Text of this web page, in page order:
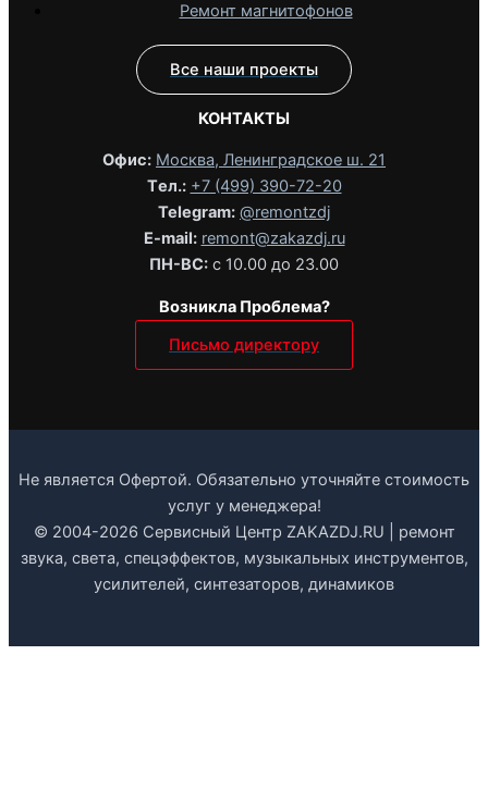
Ремонт магнитофонов
Все наши проекты
КОНТАКТЫ
Офис: Москва, Ленинградское ш. 21
Tел.: +7 (499) 390-72-20
Telegram: @remontzdj‬
E-mail: remont@zakazdj.ru
ПН-ВС: с 10.00 до 23.00
Возникла Проблема?
Письмо директору
Не является Офертой. Обязательно уточняйте стоимость
услуг у менеджера!
© 2004-2026 Сервисный Центр ZAKAZDJ.RU | ремонт
звука, света, спецэффектов, музыкальных инструментов,
усилителей, синтезаторов, динамиков